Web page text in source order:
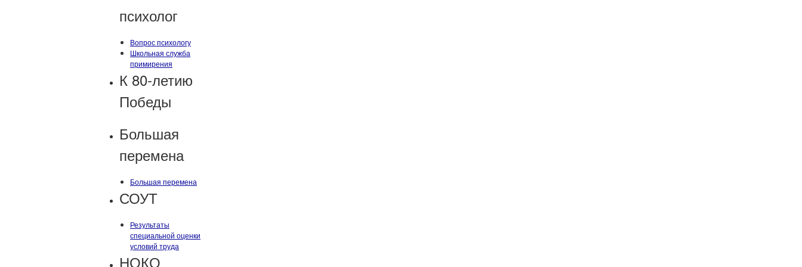
психолог
Вопрос психологу
Школьная служба
примирения
К 80-летию
Победы
Большая
перемена
Большая перемена
СОУТ
Результаты
специальной оценки
условий труда
НОКО